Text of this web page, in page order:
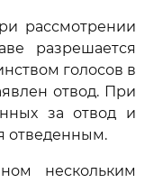
рассмотрении
разрешается
голосов в
отвод. При
за отвод и
отведенным.
нескольким